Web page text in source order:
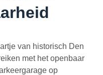
van historisch Den
met het openbaar
op